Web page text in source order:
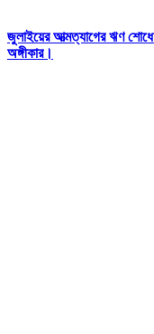
জুলাইয়ের আত্মত্যাগের ঋণ শোধে
অঙ্গীকার।